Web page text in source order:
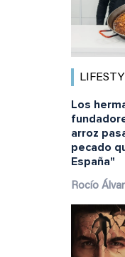
Los
arroz
pecado
España"
Rocío